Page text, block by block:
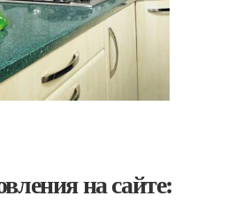
на сайте: